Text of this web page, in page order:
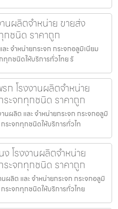
นผลิตจำหน่าย ขายส่ง
กชนิด ราคาถูก
ะ จำหน่ายกระจก กระจกอลูมิเนียม
ทุกชนิดให้บริการทั่วไทย รั
ก โรงงานผลิตจำหน่าย
ระจกทุกชนิด ราคาถูก
นผลิต และ จำหน่ายกระจก กระจกอลูมิ
ระจกทุกชนิดให้บริการทั่วไท
โรงงานผลิตจำหน่าย
ระจกทุกชนิด ราคาถูก
ผลิต และ จำหน่ายกระจก กระจกอลูมิ
ระจกทุกชนิดให้บริการทั่วไทย